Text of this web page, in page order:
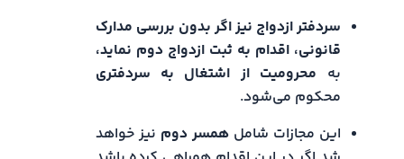
سردفتر ازدواج نیز اگر بدون بررسی مدارک
قانونی، اقدام به ثبت ازدواج دوم نماید،
به محرومیت از اشتغال به سردفتری
محکوم می‌شود.
این مجازات شاملهمسر دوم نیز خواهد